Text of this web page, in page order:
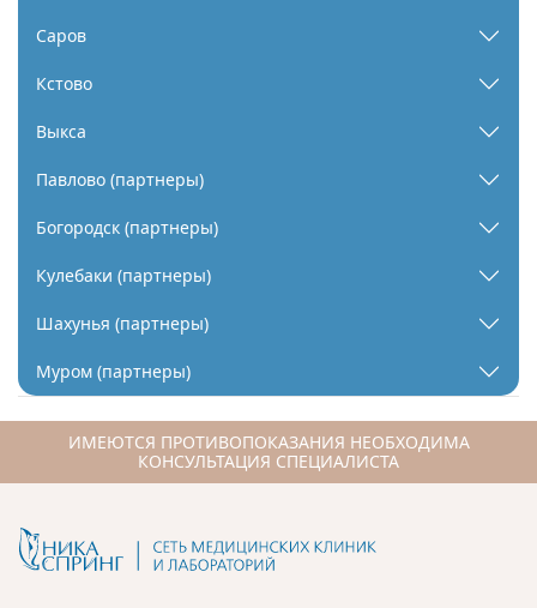
Саров
Кстово
Выкса
Павлово (партнеры)
Богородск (партнеры)
Кулебаки (партнеры)
Шахунья (партнеры)
Муром (партнеры)
ИМЕЮТСЯ ПРОТИВОПОКАЗАНИЯ НЕОБХОДИМА
КОНСУЛЬТАЦИЯ СПЕЦИАЛИСТА